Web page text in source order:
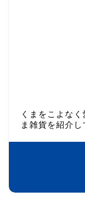
くまをこよな
ま雑貨を紹介し